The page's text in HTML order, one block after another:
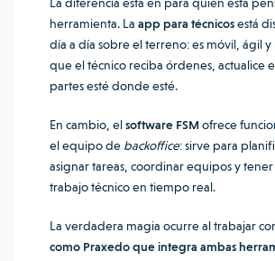
herramienta. La app para técnicosestá
día a día sobre el terreno: es móvil, ágil y
que el técnico reciba órdenes, actualice
partes esté donde esté.
En cambio, elsoftware FSM ofrece
el equipo de backoffice: sirve para
asignar tareas, coordinar equipos y
trabajo técnico en tiempo real.
La verdadera magia ocurre al trabajar
como Praxedo que integra ambas